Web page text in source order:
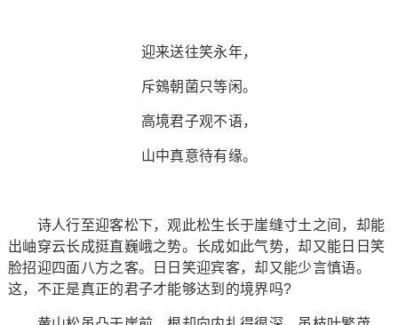
迎来送往笑永年，
斥鴳朝菌只等闲。
高境君子观不语，
山中真意待有缘。
诗人行至迎客松下，观此松生长于崖缝寸土之间，却能
出岫穿云长成挺直巍峨之势。长成如此气势，却又能日日笑
脸招迎四面八方之客。日日笑迎宾客，却又能少言慎语。
这，不正是真正的君子才能够达到的境界吗?